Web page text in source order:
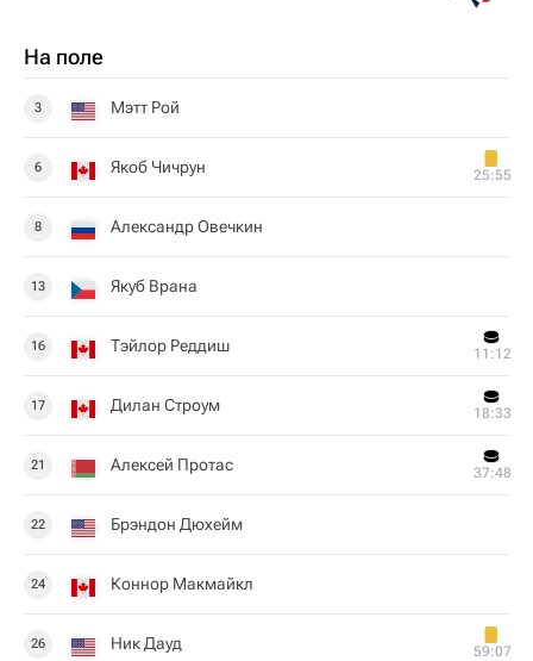
На поле
3 Мэтт Рой
6 Якоб Чичрун 25:55
8 Александр Овечкин
13 Якуб Врана
16 Тэйлор Реддиш 11:12
17 Дилан Строум 18:33
21 Алексей Протас 37:48
22 Брэндон Дюхейм
24 Коннор Макмайкл
26 Ник Дауд 59:07